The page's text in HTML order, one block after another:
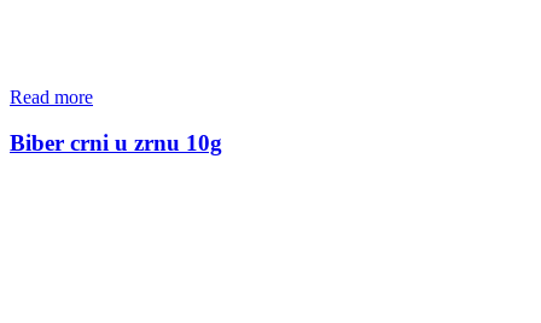
Read more
Biber crni u zrnu 10g